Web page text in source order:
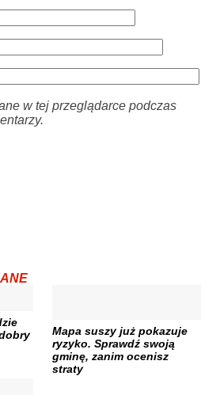
w tej przeglądarce podczas
Mapa suszy już pokazuje
ryzyko. Sprawdź swoją
gminę, zanim ocenisz
straty